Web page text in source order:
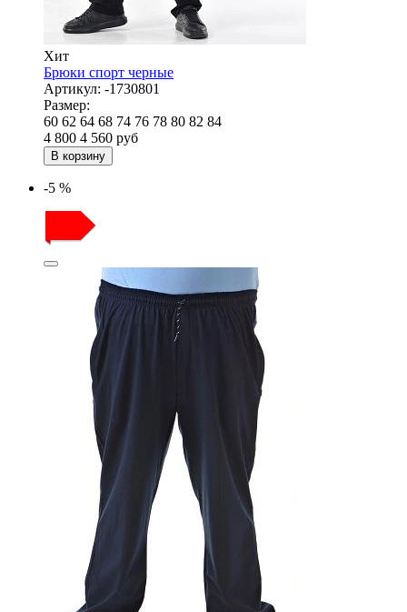
Хит
Брюки спорт черные
Артикул: -1730801
Размер:
60 62 64 68 74 76 78 80 82 84
4 800 4 560 руб
В корзину
-5 %